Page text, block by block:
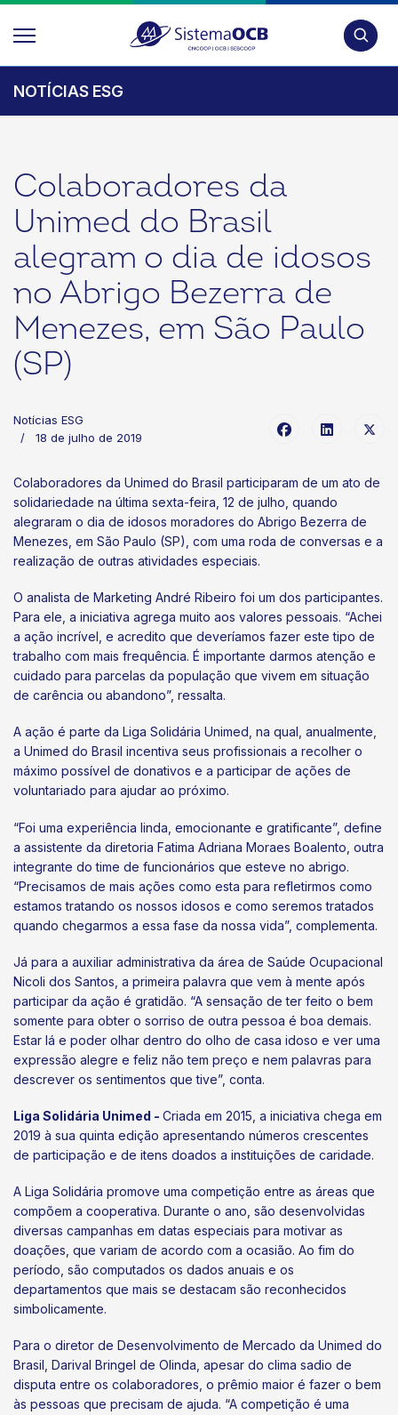
NOTÍCIAS ESG
Colaboradores da
Unimed do Brasil
alegram o dia de idosos
no Abrigo Bezerra de
Menezes, em São Paulo
(SP)
Notícias ESG
18 de julho de 2019
Colaboradores da Unimed do Brasil participaram de um ato de
solidariedade na última sexta-feira, 12 de julho, quando
alegraram o dia de idosos moradores do Abrigo Bezerra de
Menezes, em São Paulo (SP), com uma roda de conversas e a
realização de outras atividades especiais.
O analista de Marketing André Ribeiro foi um dos participantes.
Para ele, a iniciativa agrega muito aos valores pessoais. “Achei
a ação incrível, e acredito que deveríamos fazer este tipo de
trabalho com mais frequência. É importante darmos atenção e
cuidado para parcelas da população que vivem em situação
de carência ou abandono”, ressalta.
A ação é parte da Liga Solidária Unimed, na qual, anualmente,
a Unimed do Brasil incentiva seus profissionais a recolher o
máximo possível de donativos e a participar de ações de
voluntariado para ajudar ao próximo.
“Foi uma experiência linda, emocionante e gratificante”, define
a assistente da diretoria Fatima Adriana Moraes Boalento, outra
integrante do time de funcionários que esteve no abrigo.
“Precisamos de mais ações como esta para refletirmos como
estamos tratando os nossos idosos e como seremos tratados
quando chegarmos a essa fase da nossa vida”, complementa.
Já para a auxiliar administrativa da área de Saúde Ocupacional
Nicoli dos Santos, a primeira palavra que vem à mente após
participar da ação é gratidão. “A sensação de ter feito o bem
somente para obter o sorriso de outra pessoa é boa demais.
Estar lá e poder olhar dentro do olho de casa idoso e ver uma
expressão alegre e feliz não tem preço e nem palavras para
descrever os sentimentos que tive”, conta.
Liga Solidária Unimed - Criada em 2015, a iniciativa chega em
2019 à sua quinta edição apresentando números crescentes
de participação e de itens doados a instituições de caridade.
A Liga Solidária promove uma competição entre as áreas que
compõem a cooperativa. Durante o ano, são desenvolvidas
diversas campanhas em datas especiais para motivar as
doações, que variam de acordo com a ocasião. Ao fim do
período, são computados os dados anuais e os
departamentos que mais se destacam são reconhecidos
simbolicamente.
Para o diretor de Desenvolvimento de Mercado da Unimed do
Brasil, Darival Bringel de Olinda, apesar do clima sadio de
disputa entre os colaboradores, o prêmio maior é fazer o bem
às pessoas que precisam de ajuda. “A competição é uma